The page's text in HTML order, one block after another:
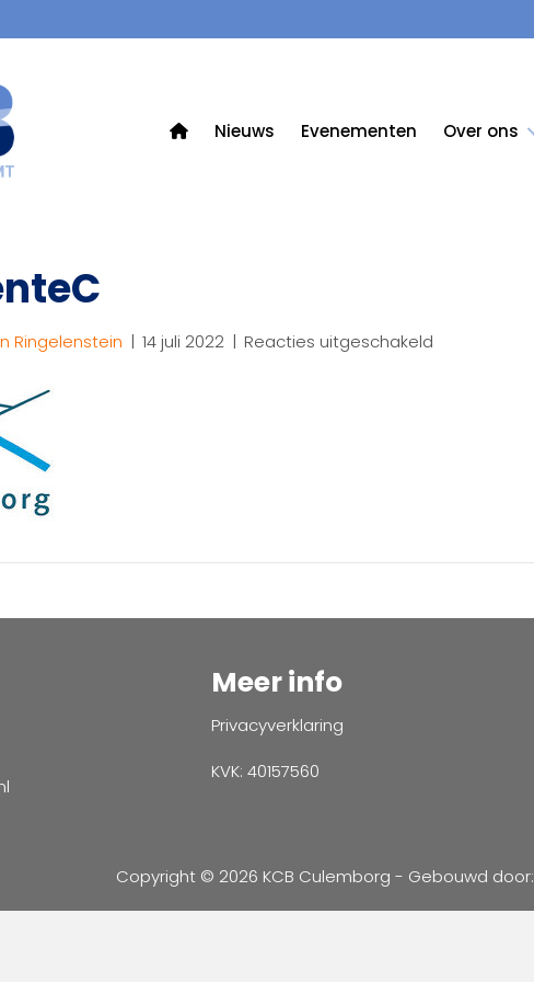
Nieuws Evenementen Over ons
Ringelenstein | 14 juli 2022 | Reacties uitgeschakeld
Meer info
Privacyverklaring
KVK: 40157560
Copyright © 2026 KCB Culemborg - Gebouwd door: